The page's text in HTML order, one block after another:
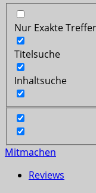
Nur Exakte Treffer
Titelsuche
Inhaltsuche
Mitmachen
Reviews